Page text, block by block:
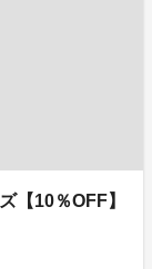
【10％OFF】